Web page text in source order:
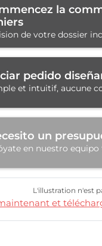
la
de votre dossier
pedido
et intuitif, aucune
un
en nuestro equipo
L'illustration n'est
et